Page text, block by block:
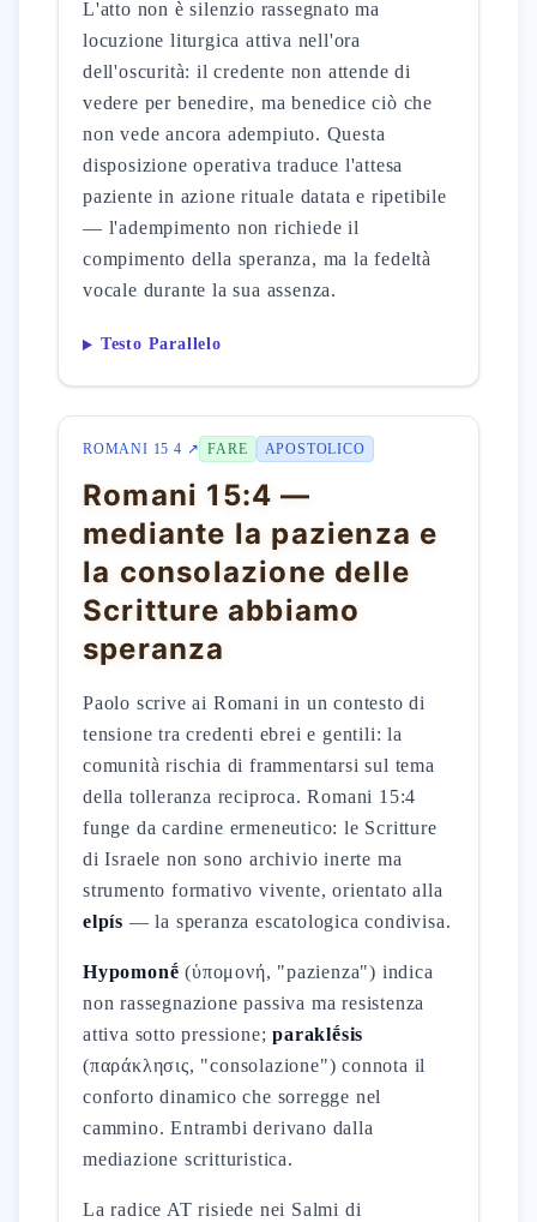
L'atto non è silenzio rassegnato ma
locuzione liturgica attiva nell'ora
dell'oscurità: il credente non attende di
vedere per benedire, ma benedice ciò che
non vede ancora adempiuto. Questa
disposizione operativa traduce l'attesa
paziente in azione rituale datata e ripetibile
— l'adempimento non richiede il
compimento della speranza, ma la fedeltà
vocale durante la sua assenza.
Testo Parallelo
ROMANI 15 4 ↗ FARE APOSTOLICO
Romani 15:4 —
mediante la pazienza e
la consolazione delle
Scritture abbiamo
speranza
Paolo scrive ai Romani in un contesto di
tensione tra credenti ebrei e gentili: la
comunità rischia di frammentarsi sul tema
della tolleranza reciproca. Romani 15:4
funge da cardine ermeneutico: le Scritture
di Israele non sono archivio inerte ma
strumento formativo vivente, orientato alla
elpís — la speranza escatologica condivisa.
Hypomonḗ (ὑπομονή, "pazienza") indica
non rassegnazione passiva ma resistenza
attiva sotto pressione;paraklḗsis
(παράκλησις, "consolazione") connota il
conforto dinamico che sorregge nel
cammino. Entrambi derivano dalla
mediazione scritturistica.
La radice AT risiede nei Salmi di